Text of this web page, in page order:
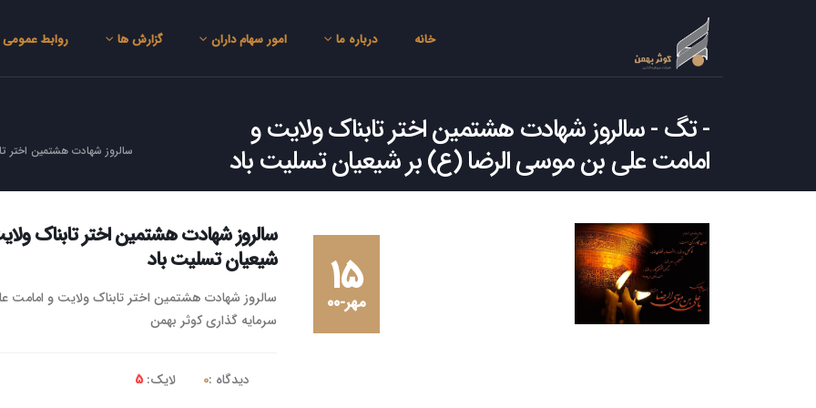
خانه درباره ما امور سهام داران گزارش ها روابط عمومی
تگ - سالروز شهادت هشتمین اختر تابناک ولایت و
امامت علی بن موسی الرضا (ع) بر شیعیان تسلیت باد سالروز شهادت هشتمین اختر
۱۵
مهر-۰۰
سالروز شهادت هشتمین اختر تابناک
شیعیان تسلیت باد
سالروز شهادت هشتمین اختر تابناک ولایت و
سرمایه گذاری کوثر بهمن
دیدگاه :0 لایک:5